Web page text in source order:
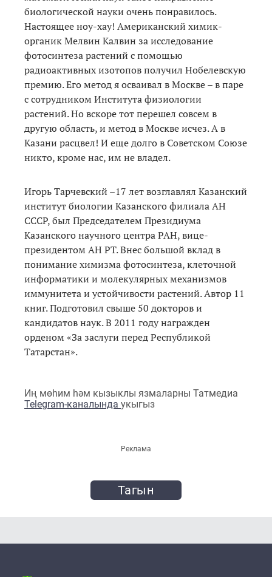
биологической науки очень понравилось.
Настоящее ноу-хау! Американский химик-
органик Мелвин Калвин за исследование
фотосинтеза растений с помощью
радиоактивных изотопов получил Нобелевскую
премию. Его метод я осваивал в Москве – в паре
с сотрудником Института физиологии
растений. Но вскоре тот перешел совсем в
другую область, и метод в Москве исчез. А в
Казани расцвел! И еще долго в Советском Союзе
никто, кроме нас, им не владел.
Игорь Тарчевский –17 лет возглавлял Казанский
институт биологии Казанского филиала АН
СССР, был Председателем Президиума
Казанского научного центра РАН, вице-
президентом АН РТ. Внес большой вклад в
понимание химизма фотосинтеза, клеточной
информатики и молекулярных механизмов
иммунитета и устойчивости растений. Автор 11
книг. Подготовил свыше 50 докторов и
кандидатов наук. В 2011 году награжден
орденом «За заслуги перед Республикой
Татарстан».
Иң мөһим һәм кызыклы язмаларны Татмедиа
Telegram-каналында укыгыз
Реклама
Тагын